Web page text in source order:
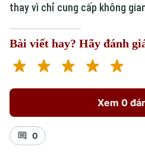
thay vì chỉ cung cấp không
Bài viết hay? Hãy đánh
Xem 0
0